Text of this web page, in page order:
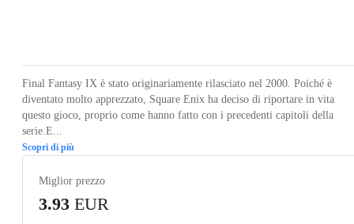
Final Fantasy IX è stato originariamente rilasciato nel 2000. Poiché è
diventato molto apprezzato, Square Enix ha deciso di riportare in vita
questo gioco, proprio come hanno fatto con i precedenti capitoli della
serie.E...
Scopri di più
Miglior prezzo
3.93 EUR